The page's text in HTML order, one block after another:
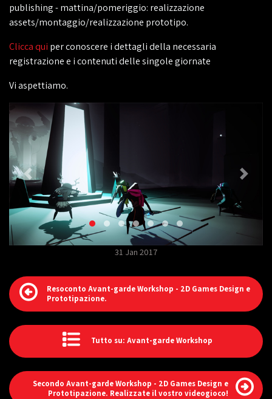
publishing - mattina/pomeriggio: realizzazione
assets/montaggio/realizzazione prototipo.
Clicca qui per conoscere i dettagli della necessaria
registrazione e i contenuti delle singole giornate
Vi aspettiamo.
31 Jan 2017
Resoconto Avant-garde Workshop - 2D Games Design e
Prototipazione.
Tutto su: Avant-garde Workshop
Secondo Avant-garde Workshop - 2D Games Design e
Prototipazione. Realizzate il vostro videogioco!